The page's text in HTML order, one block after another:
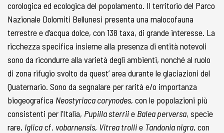
corologica ed ecologica del popolamento. Il territorio del Parco
Nazionale Dolomiti Bellunesi presenta una malocofauna
terrestre e d’acqua dolce, con 138 taxa, di grande interesse. La
ricchezza specifica insieme alla presenza di entità notevoli
sono da ricondurre alla varietà degli ambienti, nonché al ruolo
di zona rifugio svolto da quest’ area durante le glaciazioni del
Quaternario. Sono da segnalare per rarità e/o importanza
biogeografica Neostyriaca corynodes, con le popolazioni più
consistenti per l’Italia, Pupilla sterriie Balea perversa, specie
rare, Iglicacf. vobarnensis, Vitrea trollie Tandonia nigra, con